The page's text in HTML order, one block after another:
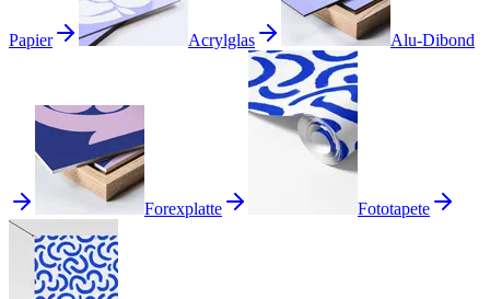
Papier Acrylglas Alu-Dibond
Forexplatte Fototapete